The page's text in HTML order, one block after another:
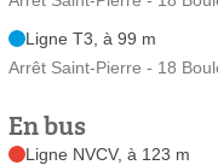
Ligne T3, à 99 m
Arrêt Saint-Pierre - 18
En bus
Ligne NVCV, à 123 m